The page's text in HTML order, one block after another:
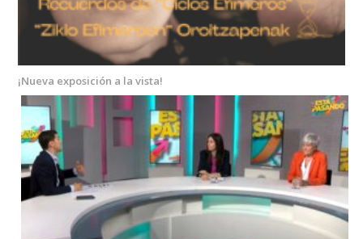
¡Nueva exposición a la vista!